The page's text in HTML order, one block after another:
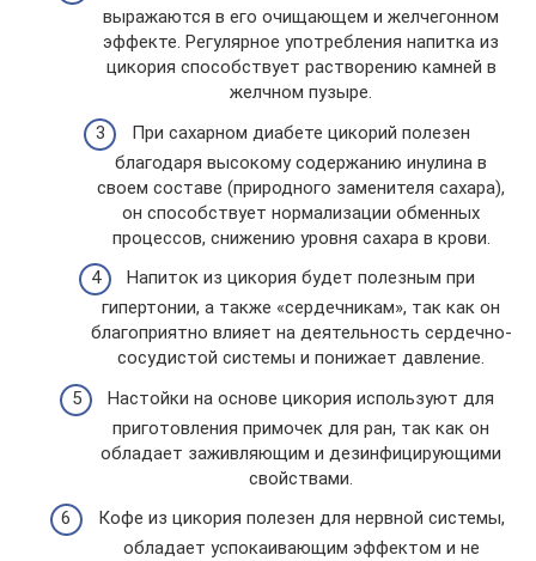
выражаются в его очищающем и желчегонном
эффекте. Регулярное употребления напитка из
цикория способствует растворению камней в
желчном пузыре.
При сахарном диабете цикорий полезен
благодаря высокому содержанию инулина в
своем составе (природного заменителя сахара),
он способствует нормализации обменных
процессов, снижению уровня сахара в крови.
Напиток из цикория будет полезным при
гипертонии, а также «сердечникам», так как он
благоприятно влияет на деятельность сердечно-
сосудистой системы и понижает давление.
Настойки на основе цикория используют для
приготовления примочек для ран, так как он
обладает заживляющим и дезинфицирующими
свойствами.
Кофе из цикория полезен для нервной системы,
обладает успокаивающим эффектом и не